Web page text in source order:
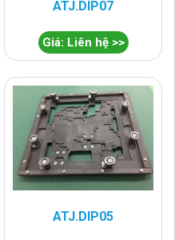
ATJ.DIP07
Giá: Liên hệ >>
ATJ.DIP05